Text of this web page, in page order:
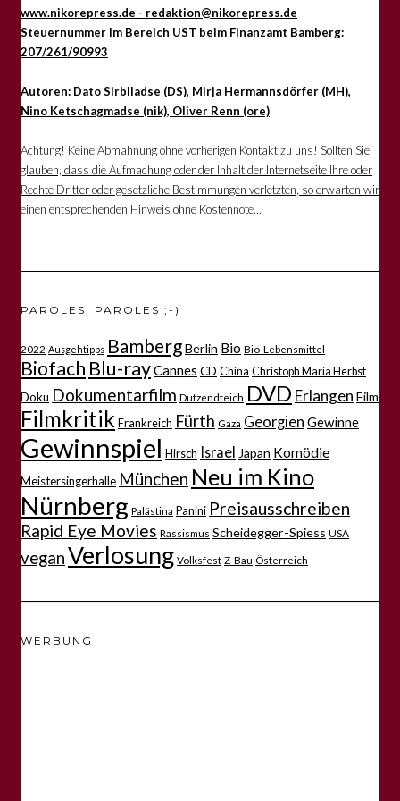
www.nikorepress.de - redaktion@nikorepress.de
Steuernummer im Bereich UST beim Finanzamt Bamberg:
207/261/90993
Autoren: Dato Sirbiladse (DS), Mirja Hermannsdörfer (MH),
Nino Ketschagmadse (nik), Oliver Renn (ore)
Achtung! Keine Abmahnung ohne vorherigen Kontakt zu uns! Sollten Sie
glauben, dass die Aufmachung oder der Inhalt der Internetseite Ihre oder
Rechte Dritter oder gesetzliche Bestimmungen verletzten, so erwarten wir
einen entsprechenden Hinweis ohne Kostennote...
PAROLES, PAROLES ;-)
2022 Ausgehtipps BambergBerlin Bio Bio-Lebensmittel
Biofach Blu-rayCannes CD China Christoph Maria Herbst
Doku Dokumentarfilm Dutzendteich DVD Erlangen Film
Filmkritik Frankreich Fürth Gaza Georgien Gewinne
Gewinnspiel Hirsch Israel Japan Komödie
Meistersingerhalle München Neu im Kino
Nürnberg Palästina Panini Preisausschreiben
Rapid Eye Movies Rassismus Scheidegger-Spiess USA
veganVerlosung Volksfest Z-Bau Österreich
WERBUNG